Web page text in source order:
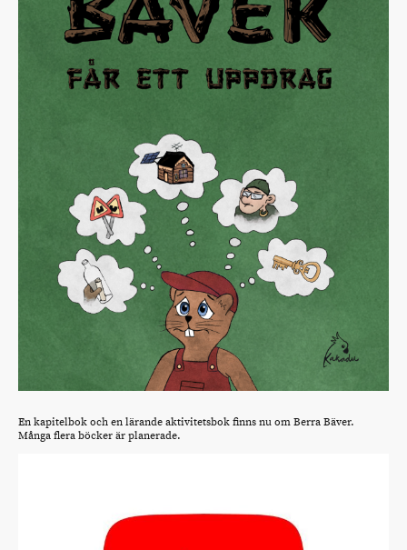
En kapitelbok och en lärande aktivitetsbok finns nu om Berra Bäver.
Många flera böcker är planerade.